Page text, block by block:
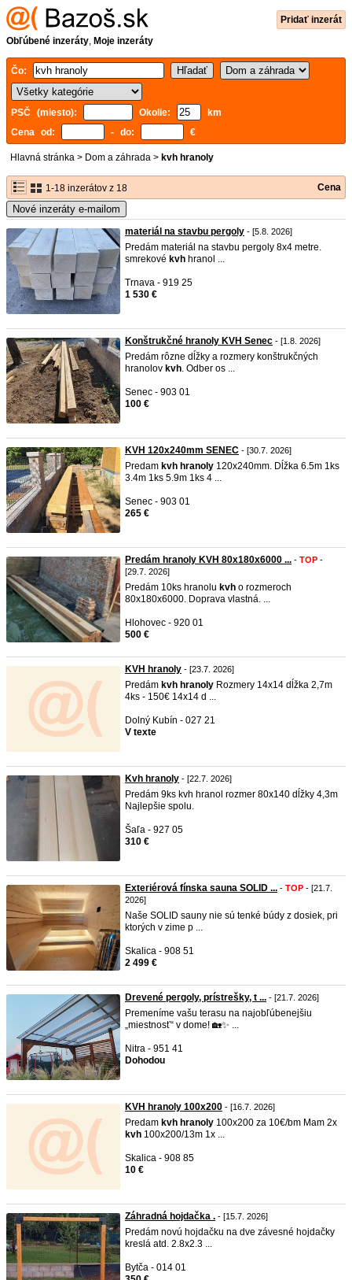
Pridať inzerát
Obľúbené inzeráty, Moje inzeráty
Čo:
PSČ (miesto): Okolie:
km
Cena od:
- do: €
Hlavná stránka > Dom a záhrada > kvh hranoly
1-18 inzerátov z 18 Cena
Nové inzeráty e-mailom
materiál na stavbu pergoly - [5.8. 2026]
Predám materiál na stavbu pergoly 8x4 metre.
smrekové kvh hranol ...
Trnava - 919 25
1 530 €
Konštrukčné hranoly KVH Senec - [1.8. 2026]
Predám rôzne dĺžky a rozmery konštrukčných
hranolov kvh. Odber os ...
Senec - 903 01
100 €
KVH 120x240mm SENEC - [30.7. 2026]
Predam kvh hranoly 120x240mm. Dĺžka 6.5m 1ks
3.4m 1ks 5.9m 1ks 4 ...
Senec - 903 01
265 €
Predám hranoly KVH 80x180x6000 ... - TOP -
[29.7. 2026]
Predám 10ks hranolu kvh o rozmeroch
80x180x6000. Doprava vlastná. ...
Hlohovec - 920 01
500 €
KVH hranoly - [23.7. 2026]
Predám kvh hranoly Rozmery 14x14 dĺžka 2,7m
4ks - 150€ 14x14 d ...
Dolný Kubín - 027 21
V texte
Kvh hranoly - [22.7. 2026]
Predám 9ks kvh hranol rozmer 80x140 dĺžky 4,3m
Najlepšie spolu.
Šaľa - 927 05
310 €
Exteriérová fínska sauna SOLID ... - TOP - [21.7.
2026]
Naše SOLID sauny nie sú tenké búdy z dosiek, pri
ktorých v zime p ...
Skalica - 908 51
2 499 €
Drevené pergoly, prístrešky, t ... - [21.7. 2026]
Premeníme vašu terasu na najobľúbenejšiu
„miestnosť“ v dome! 🏡✨ ...
Nitra - 951 41
Dohodou
KVH hranoly 100x200 - [16.7. 2026]
Predam kvh hranoly 100x200 za 10€/bm Mam 2x
kvh 100x200/13m 1x ...
Skalica - 908 85
10 €
Záhradná hojdačka . - [15.7. 2026]
Predám novú hojdačku na dve závesné hojdačky
kreslá atd. 2.8x2.3 ...
Bytča - 014 01